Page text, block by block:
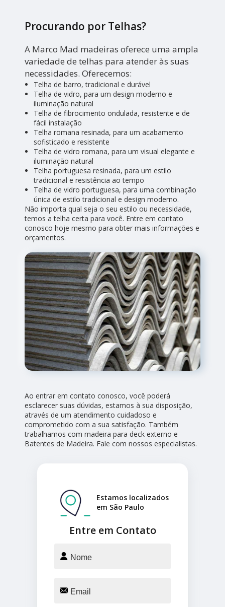
Procurando por Telhas?
A Marco Mad madeiras oferece uma ampla
variedade de telhas para atender às suas
necessidades. Oferecemos:
Telha de barro, tradicional e durável
Telha de vidro, para um design moderno e
iluminação natural
Telha de fibrocimento ondulada, resistente e de
fácil instalação
Telha romana resinada, para um acabamento
sofisticado e resistente
Telha de vidro romana, para um visual elegante e
iluminação natural
Telha portuguesa resinada, para um estilo
tradicional e resistência ao tempo
Telha de vidro portuguesa, para uma combinação
única de estilo tradicional e design moderno.
Não importa qual seja o seu estilo ou necessidade,
temos a telha certa para você. Entre em contato
conosco hoje mesmo para obter mais informações e
orçamentos.
Ao entrar em contato conosco, você poderá
esclarecer suas dúvidas, estamos à sua disposição,
através de um atendimento cuidadoso e
comprometido com a sua satisfação. Também
trabalhamos com madeira para deck externo e
Batentes de Madeira. Fale com nossos especialistas.
Entre em Contato
Estamos localizados
em São Paulo